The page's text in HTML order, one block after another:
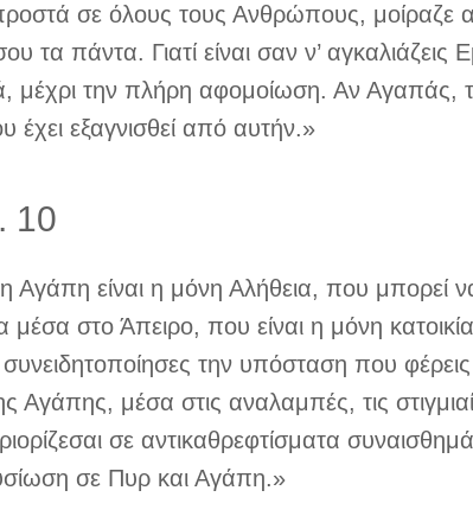
σε όλους τους Ανθρώπους,
τα πάντα. Γιατί είναι σαν ν’ αγκαλιάζεις
μέχρι την πλήρη αφομοίωση. Αν Αγαπάς,
εξαγνισθεί από αυτήν.»
10
είναι η μόνη Αλήθεια, που μπορεί
μέσα στο Άπειρο, που είναι η μόνη
την υπόσταση που φέρεις
Αγάπης, μέσα στις αναλαμπές, τις
σε αντικαθρεφτίσματα
σε Πυρ και Αγάπη.»